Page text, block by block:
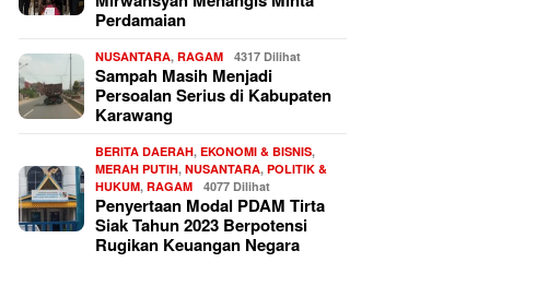
Perdamaian
NUSANTARA,RAGAM 4317 Dilihat
Sampah Masih Menjadi
Persoalan Serius di Kabupaten
Karawang
BERITA DAERAH,EKONOMI & BISNIS,
MERAH PUTIH,NUSANTARA,POLITIK &
HUKUM,RAGAM 4077 Dilihat
Penyertaan Modal PDAM Tirta
Siak Tahun 2023 Berpotensi
Rugikan Keuangan Negara